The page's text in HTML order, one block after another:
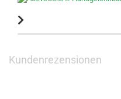
Kundenrezensionen